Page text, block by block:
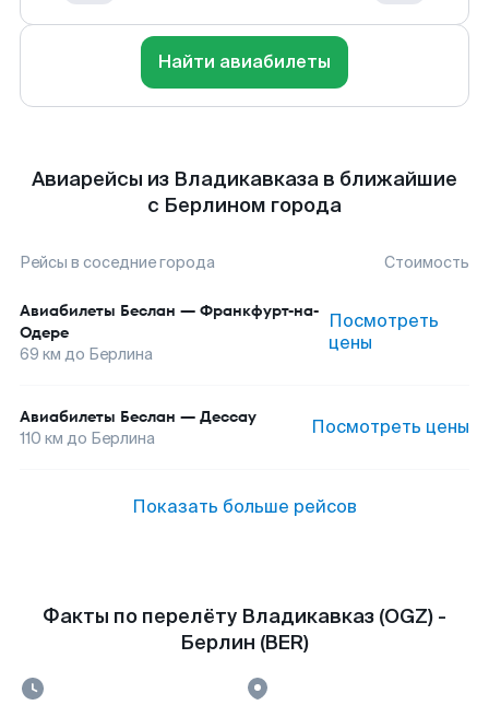
Найти авиабилеты
Авиарейсы из Владикавказа в ближайшие
с Берлином города
Рейсы в соседние города Стоимость
Авиабилеты Беслан — Франкфурт-на-
Одере
69 км до Берлина
Посмотреть
цены
Авиабилеты Беслан — Дессау
110 км до Берлина Посмотреть цены
Показать больше рейсов
Факты по перелёту Владикавказ (OGZ) -
Берлин (BER)